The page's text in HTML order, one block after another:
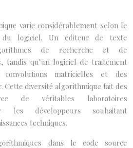
varie considérablement selon le
du logiciel. Un éditeur de texte
de recherche et de
tandis qu’un logiciel de traitement
convolutions matricielles et des
Cette diversité algorithmique fait des
de véritables laboratoires
les développeurs souhaitant
techniques.
dans le code source